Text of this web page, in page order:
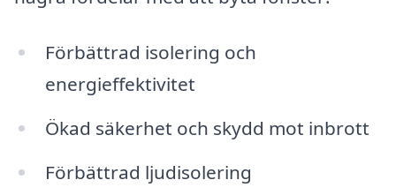
Förbättrad isolering och
energieffektivitet
Ökad säkerhet och skydd mot inbrott
Förbättrad ljudisolering